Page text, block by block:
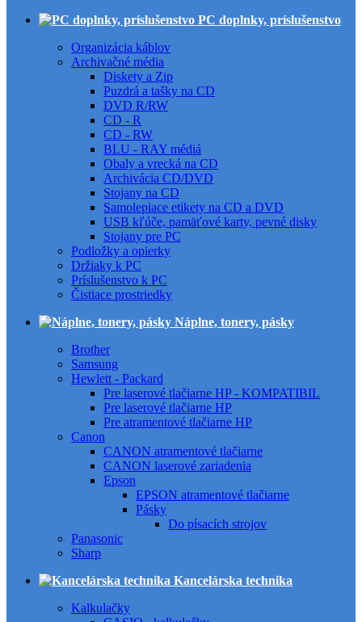
PC doplnky, príslušenstvo
Organizácia káblov
Archivačné média
Diskety a Zip
Puzdrá a tašky na CD
DVD R/RW
CD - R
CD - RW
BLU - RAY médiá
Obaly a vrecká na CD
Archivácia CD/DVD
Stojany na CD
Samolepiace etikety na CD a DVD
USB kľúče, pamäťové karty, pevné disky
Stojany pre PC
Podložky a opierky
Držiaky k PC
Príslušenstvo k PC
Čistiace prostriedky
Náplne, tonery, pásky
Brother
Samsung
Hewlett - Packard
Pre laserové tlačiarne HP - KOMPATIBIL
Pre laserové tlačiarne HP
Pre atramentové tlačiarne HP
Canon
CANON atramentové tlačiarne
CANON laserové zariadenia
Epson
EPSON atramentové tlačiarne
Pásky
Do písacích strojov
Panasonic
Sharp
Kancelárska technika
Kalkulačky